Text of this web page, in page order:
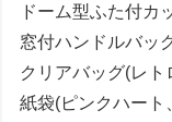
ドーム型ふた付カ
窓付ハンドルバッ
クリアバッグ(レ
紙袋(ピンクハー